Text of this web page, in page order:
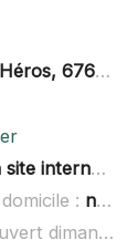
La Wantzenau
internet connu
: non renseigné
Wollbrett Grégory ouvert dimanche :